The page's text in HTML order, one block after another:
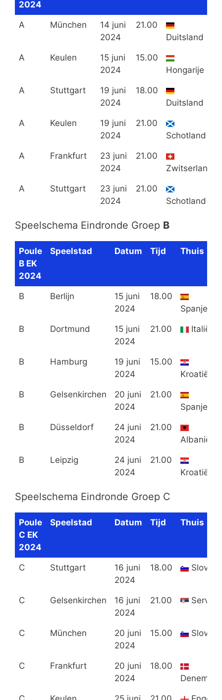
2024
A München
14 juni
2024
21.00
Duitsland
A Keulen
15 juni
2024
15.00
Hongarije
A Stuttgart
19 juni
2024
18.00
Duitsland
A Keulen
19 juni
2024
21.00
Schotland
A Frankfurt
23 juni
2024
21.00
Zwitserland
A Stuttgart
23 juni
2024
21.00
Schotland
Speelschema Eindronde Groep B
Poule
B EK
2024
Speelstad Datum Tijd Thuis
B Berlijn
15 juni
2024
18.00
Spanje
B Dortmund
15 juni
2024
21.00
Italië
B Hamburg
19 juni
2024
15.00
Kroatië
B Gelsenkirchen
20 juni
2024
21.00
Spanje
B Düsseldorf
24 juni
2024
21.00
Albanië
B Leipzig
24 juni
2024
21.00
Kroatië
Speelschema Eindronde Groep C
Poule
C EK
2024
Speelstad Datum Tijd Thuis
C Stuttgart
16 juni
2024
18.00
C Gelsenkirchen
16 juni
2024
21.00 Servië
C München
20 juni
2024
15.00
C Frankfurt
20 juni
2024
18.00